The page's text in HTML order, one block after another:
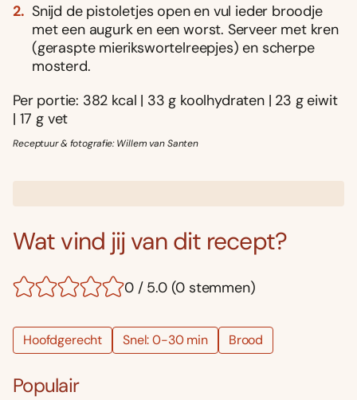
Snijd de pistoletjes open en vul ieder broodje
met een augurk en een worst. Serveer met kren
(geraspte mierikswortelreepjes) en scherpe
mosterd.
Per portie: 382 kcal | 33 g koolhydraten | 23 g eiwit
| 17 g vet
Receptuur & fotografie: Willem van Santen
Wat vind jij van dit recept?
0 / 5.0 (0 stemmen)
Hoofdgerecht Snel: 0-30 min Brood
Populair